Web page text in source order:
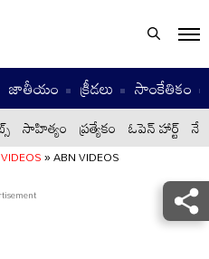
జాతీయం క్రీడలు సాంకేతికం
సాహిత్యం ప్రత్యేకం ఓపెన్ హార్ట్
»ABN VIDEOS